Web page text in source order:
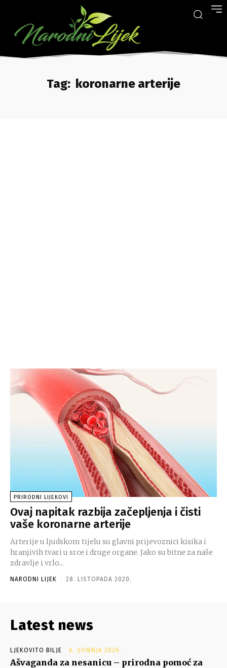
Tag: koronarne arterije
PRIRODNI LIJEKOVI
Ovaj napitak razbija začepljenja i čisti
vaše koronarne arterije
Arterije u ljudskom tijelu su glavni prijevoznici kisika i
hranjivih tvari u srce i druge organe. Jako su bitne za naše
zdravlje i vrlo...
NARODNI LIJEK - 28. LISTOPADA 2020.
Latest news
LJEKOVITO BILJE 6. SVIBNJA 2026.
Ašvaganda za nesanicu – prirodna pomoć za